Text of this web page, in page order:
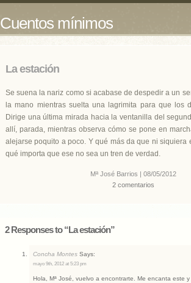
Cuentos mínimos
La estación
Se suena la nariz como si acabase de despedir a un
la mano mientras suelta una lagrimita para que los
Dirige una última mirada hacia la ventanilla del
allí, parada, mientras observa cómo se pone en
alejarse poquito a poco. Y qué más da que ni siquiera
qué importa que ese no sea un tren de verdad.
Mª José Barrios | 08/05/2012
2 comentarios
2 Responses to “La estación”
Concha Montes Says:
mayo 9th, 2012 at 5:23 pm
Hola, Mª José, vuelvo a encontrarte. Me encanta este